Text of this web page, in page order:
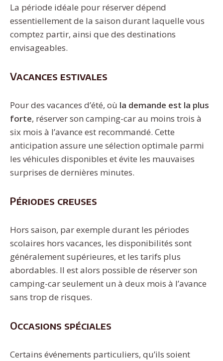
La période idéale pour réserver dépend
essentiellement de la saison durant laquelle vous
comptez partir, ainsi que des destinations
envisageables.
Vacances estivales
Pour des vacances d’été, où la demande est la plus
forte, réserver son camping-car au moins trois à
six mois à l’avance est recommandé. Cette
anticipation assure une sélection optimale parmi
les véhicules disponibles et évite les mauvaises
surprises de dernières minutes.
Périodes creuses
Hors saison, par exemple durant les périodes
scolaires hors vacances, les disponibilités sont
généralement supérieures, et les tarifs plus
abordables. Il est alors possible de réserver son
camping-car seulement un à deux mois à l’avance
sans trop de risques.
Occasions spéciales
Certains événements particuliers, qu’ils soient